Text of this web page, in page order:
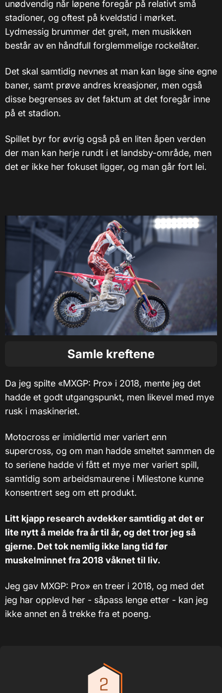
unødvendig når løpene foregår på relativt små
stadioner, og oftest på kveldstid i mørket.
Lydmessig brummer det greit, men musikken
består av en håndfull forglemmelige rockelåter.
Det skal samtidig nevnes at man kan lage sine egne
baner, samt prøve andres kreasjoner, men også
disse begrenses av det faktum at det foregår inne
på et stadion.
Spillet byr for øvrig også på en liten åpen verden
der man kan herje rundt i et landsby-område, men
det er ikke her fokuset ligger, og man går fort lei.
Samle kreftene
Da jeg spilte «MXGP: Pro» i 2018, mente jeg det
hadde et godt utgangspunkt, men likevel med mye
rusk i maskineriet.
Motocross er imidlertid mer variert enn
supercross, og om man hadde smeltet sammen de
to seriene hadde vi fått et mye mer variert spill,
samtidig som arbeidsmaurene i Milestone kunne
konsentrert seg om ett produkt.
Litt kjapp research avdekker samtidig at det er
lite nytt å melde fra år til år, og det tror jeg så
gjerne. Det tok nemlig ikke lang tid før
muskelminnet fra 2018 våknet til liv.
Jeg gav MXGP: Pro» en treer i 2018, og med det
jeg har opplevd her - såpass lenge etter - kan jeg
ikke annet en å trekke fra et poeng.